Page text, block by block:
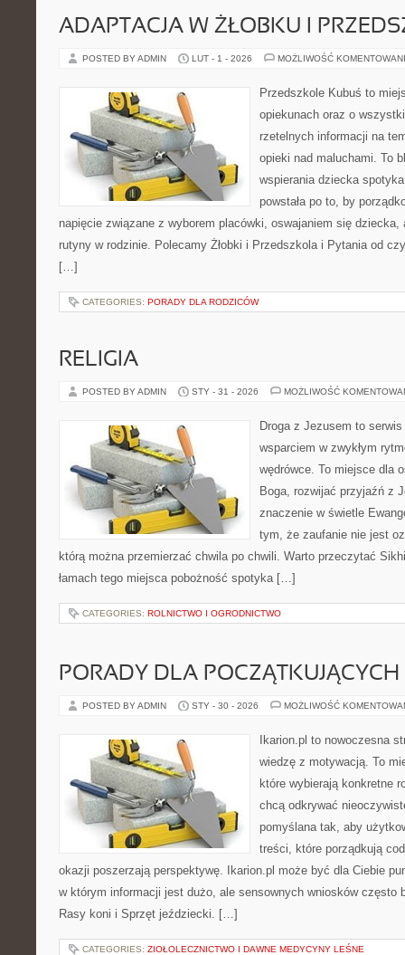
ADAPTACJA W ŻŁOBKU I
POSTED BY ADMIN LUT - 1 - 2026 MOŻLIWOŚĆ
Przedszkole Kubuś to
opiekunach oraz o
rzetelnych informacji na
opieki nad maluchami. To
wspierania dziecka
powstała po to, by
napięcie związane z wyborem placówki, oswajaniem się dziecka,
rutyny w rodzinie. Polecamy Żłobki i Przedszkola i Pytania od
[…]
CATEGORIES: PORADY DLA RODZICÓW
RELIGIA
POSTED BY ADMIN STY - 31 - 2026 MOŻLIWOŚĆ
Droga z Jezusem to
wsparciem w zwykłym
wędrówce. To miejsce dla
Boga, rozwijać przyjaźń z
znaczenie w świetle
tym, że zaufanie nie jest
którą można przemierzać chwila po chwili. Warto przeczytać
łamach tego miejsca pobożność spotyka […]
CATEGORIES: ROLNICTWO I OGRODNICTWO
PORADY DLA
POSTED BY ADMIN STY - 30 - 2026 MOŻLIWOŚĆ
Ikarion.pl to nowoczesna
wiedzę z motywacją. To
które wybierają konkretne
chcą odkrywać
pomyślana tak, aby
treści, które porządkują
okazji poszerzają perspektywę. Ikarion.pl może być dla Ciebie
w którym informacji jest dużo, ale sensownych wniosków często
Rasy koni i Sprzęt jeździecki. […]
CATEGORIES: ZIOŁOLECZNICTWO I DAWNE MEDYCYNY LEŚNE